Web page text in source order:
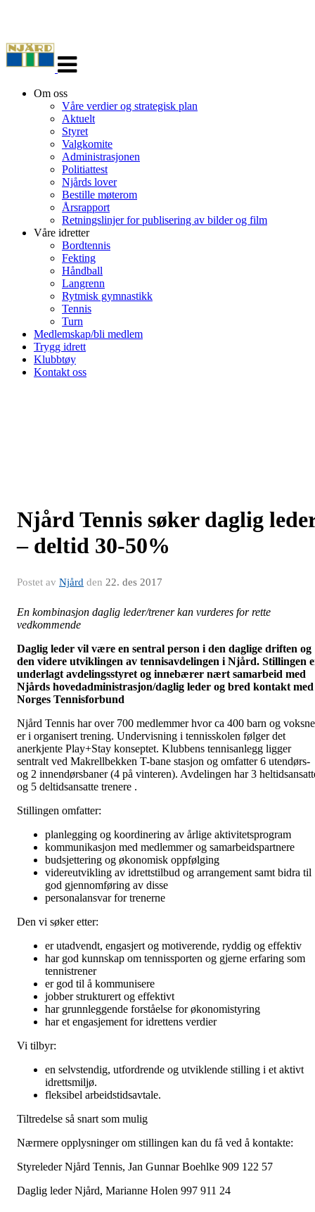
navigasjon
Om oss
Våre verdier og strategisk plan
Aktuelt
Styret
Valgkomite
Administrasjonen
Politiattest
Njårds lover
Bestille møterom
Årsrapport
Retningslinjer for publisering av bilder og film
Våre idretter
Bordtennis
Fekting
Håndball
Langrenn
Rytmisk gymnastikk
Tennis
Turn
Medlemskap/bli medlem
Trygg idrett
Klubbtøy
Kontakt oss
Njård Tennis søker daglig
– deltid 30-50%
Postet av Njård den 22. des 2017
En kombinasjon daglig leder/trener kan vurderes for rette
vedkommende
Daglig leder vil være en sentral person i den daglige driften og
den videre utviklingen av tennisavdelingen i Njård. Stillingen
underlagt avdelingsstyret og innebærer nært samarbeid med
Njårds hovedadministrasjon/daglig leder og bred kontakt med
Norges Tennisforbund
Njård Tennis har over 700 medlemmer hvor ca 400 barn og voksne
er i organisert trening. Undervisning i tennisskolen følger det
anerkjente Play+Stay konseptet. Klubbens tennisanlegg ligger
sentralt ved Makrellbekken T-bane stasjon og omfatter 6 utendørs-
og 2 innendørsbaner (4 på vinteren). Avdelingen har 3
og 5 deltidsansatte trenere .
Stillingen omfatter:
planlegging og koordinering av årlige aktivitetsprogram
kommunikasjon med medlemmer og samarbeidspartnere
budsjettering og økonomisk oppfølging
videreutvikling av idrettstilbud og arrangement samt bidra til
god gjennomføring av disse
personalansvar for trenerne
Den vi søker etter:
er utadvendt, engasjert og motiverende, ryddig og effektiv
har god kunnskap om tennissporten og gjerne erfaring som
tennistrener
er god til å kommunisere
jobber strukturert og effektivt
har grunnleggende forståelse for økonomistyring
har et engasjement for idrettens verdier
Vi tilbyr:
en selvstendig, utfordrende og utviklende stilling i et aktivt
idrettsmiljø.
fleksibel arbeidstidsavtale.
Tiltredelse så snart som mulig
Nærmere opplysninger om stillingen kan du få ved å kontakte:
Styreleder Njård Tennis, Jan Gunnar Boehlke 909 122 57
Daglig leder Njård, Marianne Holen 997 911 24